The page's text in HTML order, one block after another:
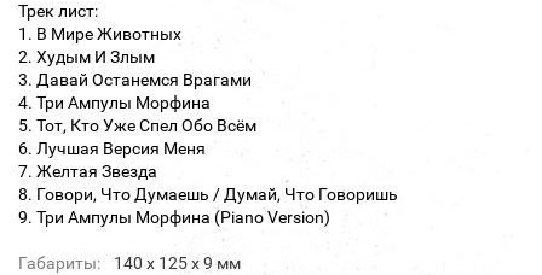
Трек лист:
1. В Мире Животных
2. Худым И Злым
3. Давай Останемся Врагами
4. Три Ампулы Морфина
5. Тот, Кто Уже Спел Обо Всём
6. Лучшая Версия Меня
7. Желтая Звезда
8. Говори, Что Думаешь / Думай, Что Говоришь
9. Три Ампулы Морфина (Piano Version)
Габариты: 140 х 125 х 9 мм